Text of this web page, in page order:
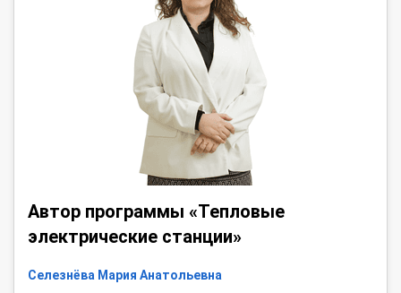
Автор программы «Тепловые
электрические станции»
Селезнёва Мария Анатольевна